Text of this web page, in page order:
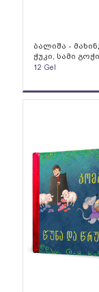
ბალიშა -
ჭუკი, სამი გოჭი
12 Gel